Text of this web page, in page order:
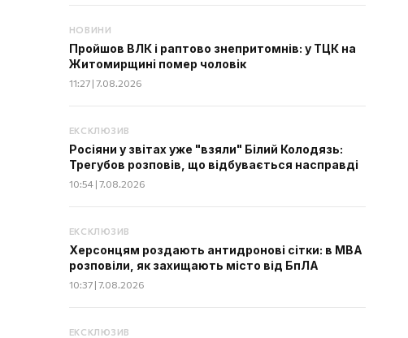
НОВИНИ
Пройшов ВЛК і раптово знепритомнів: у ТЦК на
Житомирщині помер чоловік
11:27 | 7.08.2026
ЕКСКЛЮЗИВ
Росіяни у звітах уже "взяли" Білий Колодязь:
Трегубов розповів, що відбувається насправді
10:54 | 7.08.2026
ЕКСКЛЮЗИВ
Херсонцям роздають антидронові сітки: в МВА
розповіли, як захищають місто від БпЛА
10:37 | 7.08.2026
ЕКСКЛЮЗИВ